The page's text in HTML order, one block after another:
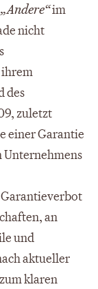
„Andere“im
nicht
ihrem
des
zuletzt
einer Garantie
Unternehmens
Garantieverbot
an
und
aktueller
klaren